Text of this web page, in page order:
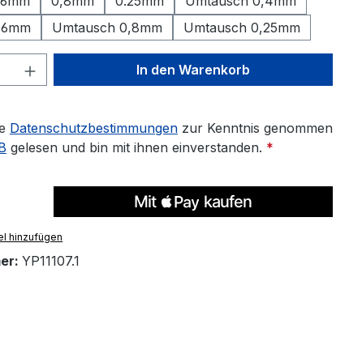
Umtausch 0,8mm Umtausch 0,25mm
Gib den gewünschten Wert
In den Warenkorb
Datenschutzbestimmungen zur Kenntnis genommen
gelesen und bin mit ihnen einverstanden. *
hinzufügen
YP11107.1